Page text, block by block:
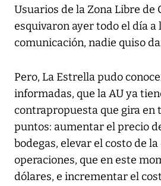
Usuarios de la Zona Libre de
esquivaron ayer todo el día a
comunicación, nadie quiso
Pero, La Estrella pudo
informadas, que la AU ya
contrapropuesta que gira en
puntos: aumentar el precio
bodegas, elevar el costo de la
operaciones, que en este
dólares, e incrementar el